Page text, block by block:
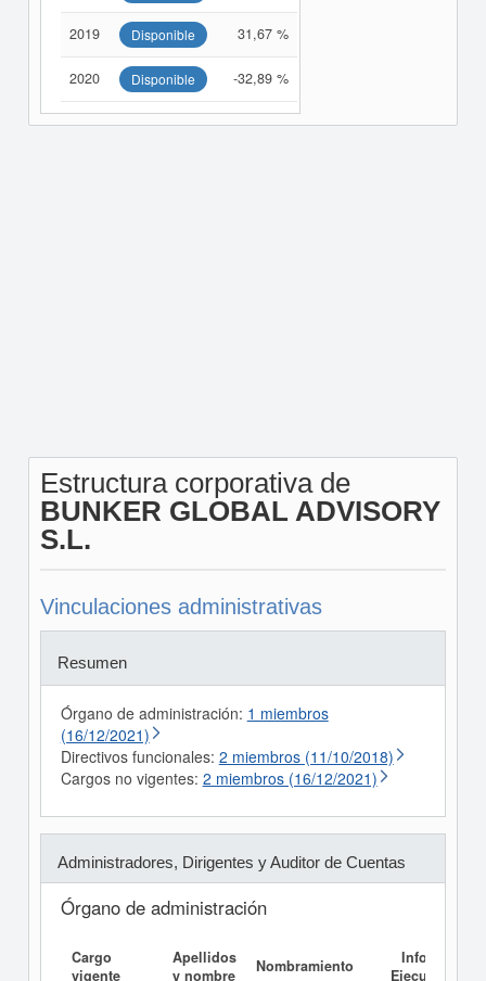
2019 Disponible 31,67 %
2020 Disponible -32,89 %
Estructura corporativa de
BUNKER GLOBAL ADVISORY
S.L.
Vinculaciones administrativas
Resumen
Órgano de administración: 1 miembros
(16/12/2021)
Directivos funcionales: 2 miembros (11/10/2018)
Cargos no vigentes: 2 miembros (16/12/2021)
Administradores, Dirigentes y Auditor de Cuentas
Órgano de administración
Cargo
vigente
Apellidos
y nombre
Nombramiento
Informe
Ejecutivo